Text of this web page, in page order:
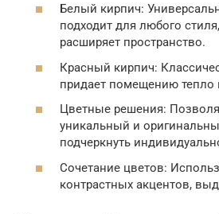
Белый кирпич:
подходит для любого
расширяет пространство.
Красный кирпич:
придает помещению тепло
Цветные решения:
уникальный и
подчеркнуть
Сочетание цветов:
контрастных акцентов,